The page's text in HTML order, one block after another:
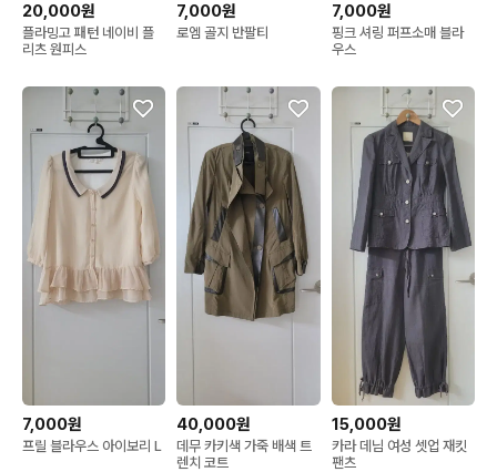
20,000원
플라밍고 패턴 네이비 플
리츠 원피스
7,000원
로엠 골지 반팔티
7,000원
핑크 셔링 퍼프소매 블라
우스
7,000원
프릴 블라우스 아이보리 L
40,000원
데무 카키색 가죽 배색 트
렌치 코트
15,000원
카라 데님 여성 셋업 재킷
팬츠